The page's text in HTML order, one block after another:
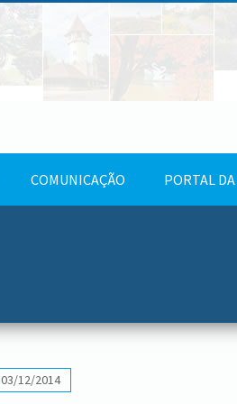
COMUNICAÇÃO PORTAL
03/12/2014